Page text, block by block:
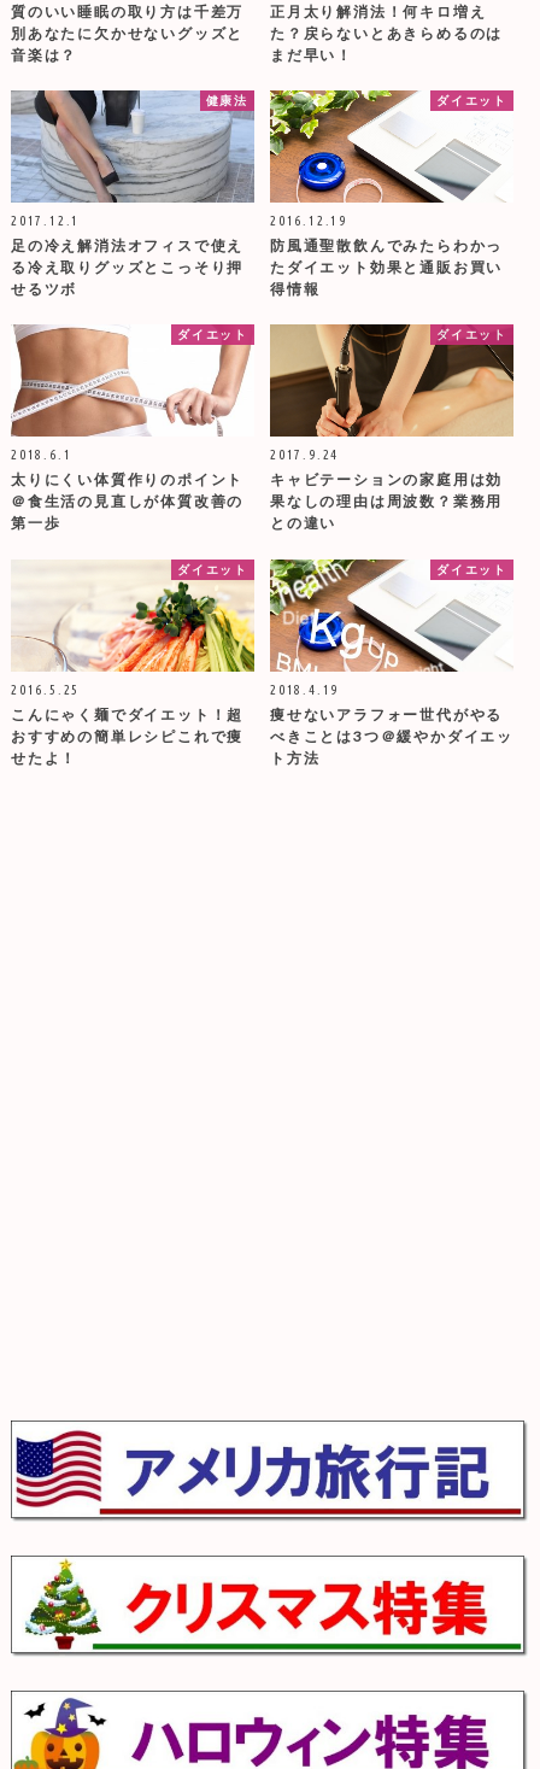
質のいい睡眠の取り方は千差万
別あなたに欠かせないグッズと
音楽は？
正月太り解消法！何キロ増え
た？戻らないとあきらめるのは
まだ早い！
健康法
2017.12.1
足の冷え解消法オフィスで使え
る冷え取りグッズとこっそり押
せるツボ
ダイエット
2016.12.19
防風通聖散飲んでみたらわかっ
たダイエット効果と通販お買い
得情報
ダイエット
2018.6.1
太りにくい体質作りのポイント
＠食生活の見直しが体質改善の
第一歩
ダイエット
2017.9.24
キャビテーションの家庭用は効
果なしの理由は周波数？業務用
との違い
ダイエット
2016.5.25
こんにゃく麺でダイエット！超
おすすめの簡単レシピこれで痩
せたよ！
ダイエット
2018.4.19
痩せないアラフォー世代がやる
べきことは3つ＠緩やかダイエッ
ト方法